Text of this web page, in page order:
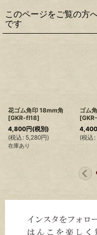
このページをご覧の方
です
花ゴム角印 18mm角
[GKR-fl18]
4,800円(税別)
(税込 : 5,280円)
在庫あり
ゴム
[
4,400
(税込 :